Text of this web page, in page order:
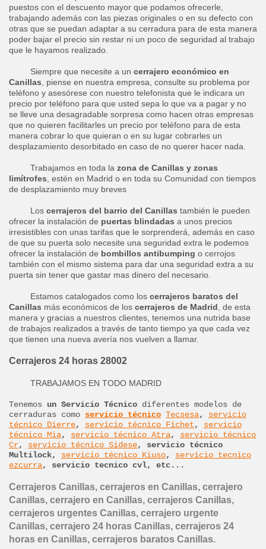
puestos con el descuento mayor que podamos ofrecerle,
trabajando además con las piezas originales o en su defecto con
otras que se puedan adaptar a su cerradura para de esta manera
poder bajar el precio sin restar ni un poco de seguridad al trabajo
que le hayamos realizado.
Siempre que necesite a un cerrajero económico en
Canillas, piense en nuestra empresa, consulte su problema por
teléfono y asesórese con nuestro telefonista que le indicara un
precio por teléfono para que usted sepa lo que va a pagar y no
se lleve una desagradable sorpresa como hacen otras empresas
que no quieren facilitarles un precio por teléfono para de esta
manera cobrar lo que quieran o en su lugar cobrarles un
desplazamiento desorbitado en caso de no querer hacer nada.
Trabajamos en toda la zona de Canillas y zonas
limítrofes, estén en Madrid o en toda su Comunidad con tiempos
de desplazamiento muy breves
Los cerrajeros del barrio del Canillas también le pueden
ofrecer la instalación de puertas blindadas a unos precios
irresistibles con unas tarifas que le sorprenderá, además en caso
de que su puerta solo necesite una seguridad extra le podemos
ofrecer la instalación de bombillos antibumping o cerrojos
también con el mismo sistema para dar una seguridad extra a su
puerta sin tener que gastar mas dinero del necesario.
Estamos catalogados como los cerrajeros baratos del
Canillas más económicos de los cerrajeros de Madrid, de esta
manera y gracias a nuestros clientes, tenemos una nutrida base
de trabajos realizados a través de tanto tiempo ya que cada vez
que tienen una nueva avería nos vuelven a llamar.
Cerrajeros 24 horas 28002
TRABAJAMOS EN TODO MADRID
Tenemos un Servicio Técnico diferentes modelos de
cerraduras como servicio técnico Tecsesa, servicio
técnico Dierre, servicio técnico Fichet, servicio
técnico Mia, servicio técnico Atra, servicio técnico
Cr, servicio técnico Sidese, servicio técnico
Multilock, servicio técnico Kiuso, servicio tecnico
ezcurra, servicio tecnico cvl, etc...
Cerrajeros Canillas, cerrajeros en Canillas, cerrajero
Canillas, cerrajero en Canillas, cerrajeros Canillas,
cerrajeros urgentes Canillas, cerrajero urgente
Canillas, cerrajero 24 horas Canillas, cerrajeros 24
horas en Canillas, cerrajeros baratos Canillas.